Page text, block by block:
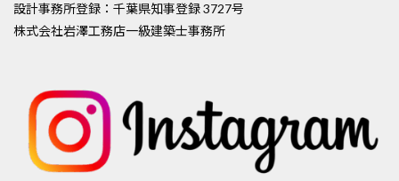
設計事務所登録：千葉県知事登録 3727号
株式会社岩澤工務店一級建築士事務所